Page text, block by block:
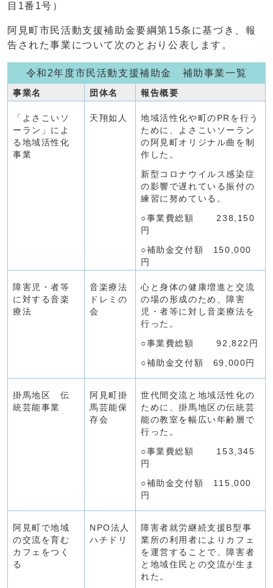
目1番1号）
阿見町市民活動支援補助金要綱第15条に基づき、報
告された事業について次のとおり公表します。
令和2年度市民活動支援補助金 補助事業一覧
事業名 団体名 報告概要
「よさこいソ
ーラン」によ
る地域活性化
事業
天翔如人
地域活性化や町のPRを行う
ために、よさこいソーラン
の阿見町オリジナル曲を制
作した。
新型コロナウイルス感染症
の影響で遅れている振付の
練習に努めている。
○事業費総額 238,150
円
○補助金交付額 150,000
円
障害児・者等
に対する音楽
療法
音楽療法
ドレミの
会
心と身体の健康増進と交流
の場の形成のため、障害
児・者等に対し音楽療法を
行った。
○事業費総額 92,822円
○補助金交付額 69,000円
掛馬地区 伝
統芸能事業
阿見町掛
馬芸能保
存会
世代間交流と地域活性化の
ために、掛馬地区の伝統芸
能の教室を幅広い年齢層で
行った。
○事業費総額 153,345
円
○補助金交付額 115,000
円
阿見町で地域
の交流を育む
カフェをつく
る
NPO法人
ハチドリ
障害者就労継続支援B型事
業所の利用者によりカフェ
を運営することで、障害者
と地域住民との交流が生ま
れた。